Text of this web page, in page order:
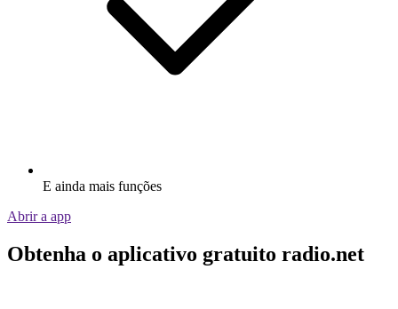
E ainda mais funções
Abrir a app
Obtenha o aplicativo gratuito radio.net